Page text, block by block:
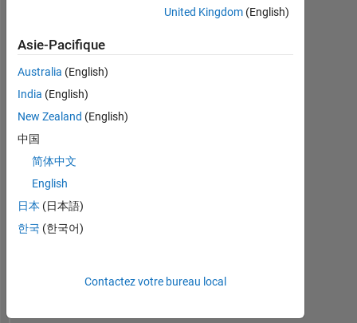
Disclaimer:
Any
advice
or
opinions
are
my
own,
no
way
to
endorse
this
person
a
skill
United Kingdom(English)
Asie-Pacifique
Australia (English)
India (English)
New Zealand (English)
中国
简体中文
English
日本 (日本語)
한국 (한국어)
Contactez votre bureau local